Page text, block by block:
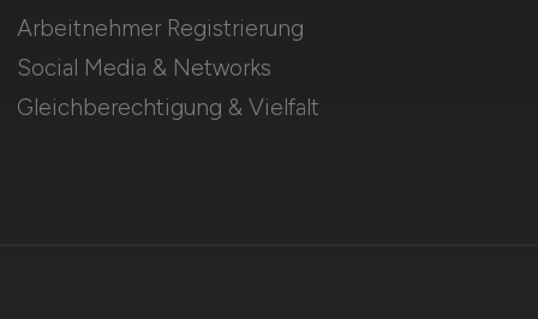
Arbeitnehmer Registrierung
Social Media & Networks
Gleichberechtigung & Vielfalt